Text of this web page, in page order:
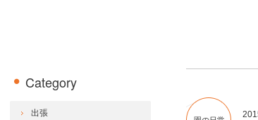
Category
出張